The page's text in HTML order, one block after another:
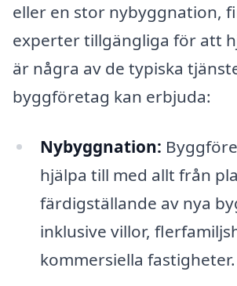
eller en stor nybyggnation,
experter tillgängliga för att
är några av de typiska
byggföretag kan erbjuda:
Nybyggnation:
hjälpa till med allt från
färdigställande av nya
inklusive villor,
kommersiella fastigheter.